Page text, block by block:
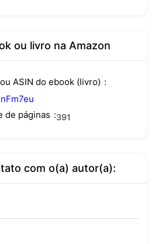
ou livro na Amazon
ASIN do ebook (livro)
de páginas
391
com o(a) autor(a):